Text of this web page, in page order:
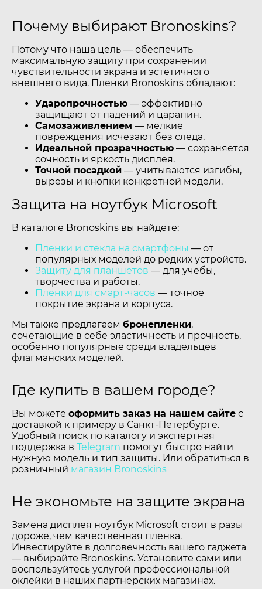
Почему выбирают Bronoskins?
Потому что наша цель — обеспечить
максимальную защиту при сохранении
чувствительности экрана и эстетичного
внешнего вида. Пленки Bronoskins обладают:
Ударопрочностью — эффективно
защищают от падений и царапин.
Самозаживлением — мелкие
повреждения исчезают без следа.
Идеальной прозрачностью — сохраняется
сочность и яркость дисплея.
Точной посадкой — учитываются изгибы,
вырезы и кнопки конкретной модели.
Защита на ноутбук Microsoft
В каталоге Bronoskins вы найдете:
Пленки и стекла на смартфоны — от
популярных моделей до редких устройств.
Защиту для планшетов — для учебы,
творчества и работы.
Пленки для смарт-часов — точное
покрытие экрана и корпуса.
Мы также предлагаем бронепленки,
сочетающие в себе эластичность и прочность,
особенно популярные среди владельцев
флагманских моделей.
Где купить в вашем городе?
Вы можете оформить заказ на нашем сайте с
доставкой к примеру в Санкт-Петербурге.
Удобный поиск по каталогу и экспертная
поддержка в Telegram помогут быстро найти
нужную модель и тип защиты. Или обратиться в
розничный магазин Bronoskins
Не экономьте на защите экрана
Замена дисплея ноутбук Microsoft стоит в разы
дороже, чем качественная пленка.
Инвестируйте в долговечность вашего гаджета
— выбирайте Bronoskins. Установите сами или
воспользуйтесь услугой профессиональной
оклейки в наших партнерских магазинах.